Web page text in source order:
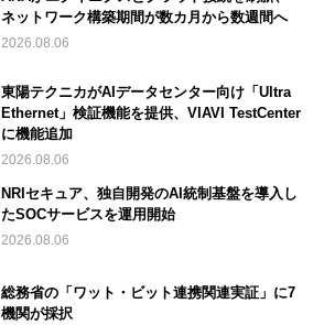
ネットワーク構築期間が数カ月から数週間へ
2026.08.06
東陽テクニカがAIデータセンター向け「Ultra
Ethernet」検証機能を提供、VIAVI TestCenter
に機能追加
2026.08.06
NRIセキュア、独自開発のAI統制基盤を導入し
たSOCサービスを運用開始
2026.08.06
総務省の「ワット・ビット連携関連実証」に7
機関が採択